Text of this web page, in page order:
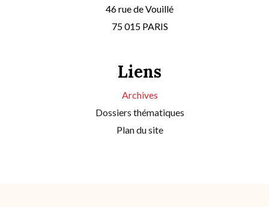
46 rue de Vouillé
75 015 PARIS
Liens
Archives
Dossiers thématiques
Plan du site